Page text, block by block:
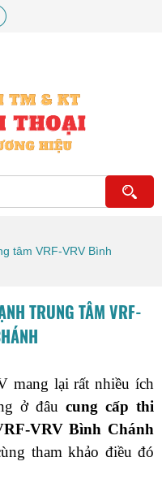
tâm VRF-VRV Bình
TRUNG TÂM VRF-
mang lại rất nhiều ích
ở đâu cung cấp thi
tham khảo điều đó